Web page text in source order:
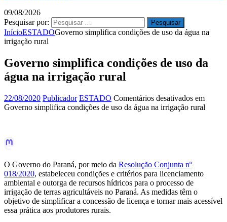
09/08/2026
Pesquisar por:
InícioESTADOGoverno simplifica condições de uso da água na
irrigação rural
Governo simplifica condições de uso da
água na irrigação rural
22/08/2020 Publicador ESTADO Comentários desativados em
Governo simplifica condições de uso da água na irrigação rural
O Governo do Paraná, por meio da Resolução Conjunta nº
018/2020, estabeleceu condições e critérios para licenciamento
ambiental e outorga de recursos hídricos para o processo de
irrigação de terras agricultáveis no Paraná. As medidas têm o
objetivo de simplificar a concessão de licença e tornar mais acessível
essa prática aos produtores rurais.